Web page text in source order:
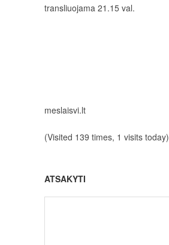
transliuojama 21.15 val.
meslaisvi.lt
(Visited 139 times, 1 visits today)
ATSAKYTI